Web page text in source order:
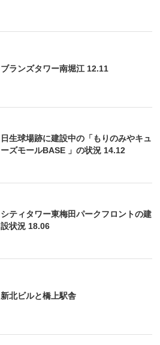
ブランズタワー南堀江 12.11
日生球場跡に建設中の「もりのみやキュ
ーズモールBASE 」の状況 14.12
シティタワー東梅田パークフロントの建
設状況 18.06
新北ビルと橋上駅舎